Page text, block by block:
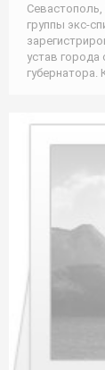
Севастополь,
группы экс-
устав
губернатора.